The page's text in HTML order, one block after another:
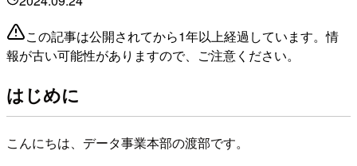
この記事は公開されてから1年以上経過しています。情
報が古い可能性がありますので、ご注意ください。
はじめに
こんにちは、データ事業本部の渡部です。